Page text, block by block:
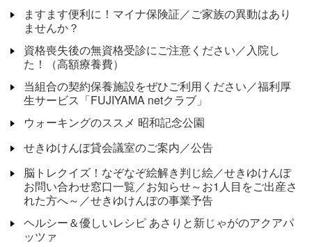
ますます便利に！マイナ保険証／ご家族の異動はあり
ませんか？
資格喪失後の無資格受診にご注意ください／入院し
た！（高額療養費）
当組合の契約保養施設をぜひご利用ください／福利厚
生サービス「FUJIYAMA netクラブ」
ウォーキングのススメ 昭和記念公園
せきゆけんぽ貸会議室のご案内／公告
脳トレクイズ！なぞなぞ絵解き判じ絵／せきゆけんぽ
お問い合わせ窓口一覧／お知らせ～お1人目をご出産さ
れた方へ～／せきゆけんぽの事業予告
ヘルシー＆優しいレシピ あさりと新じゃがのアクアパ
ッツァ